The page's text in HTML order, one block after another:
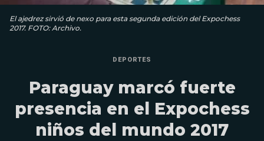
El ajedrez sirvió de nexo para esta segunda edición del Expochess
2017. FOTO: Archivo.
DEPORTES
Paraguay marcó fuerte
presencia en el Expochess
niños del mundo 2017